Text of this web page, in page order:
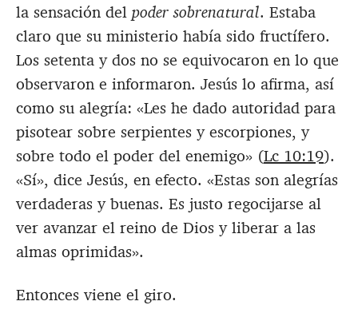
la sensación del poder sobrenatural. Estaba
claro que su ministerio había sido fructífero.
Los setenta y dos no se equivocaron en lo que
observaron e informaron. Jesús lo afirma, así
como su alegría: «Les he dado autoridad para
pisotear sobre serpientes y escorpiones, y
sobre todo el poder del enemigo» (Lc 10:19).
«Sí», dice Jesús, en efecto. «Estas son alegrías
verdaderas y buenas. Es justo regocijarse al
ver avanzar el reino de Dios y liberar a las
almas oprimidas».
Entonces viene el giro.